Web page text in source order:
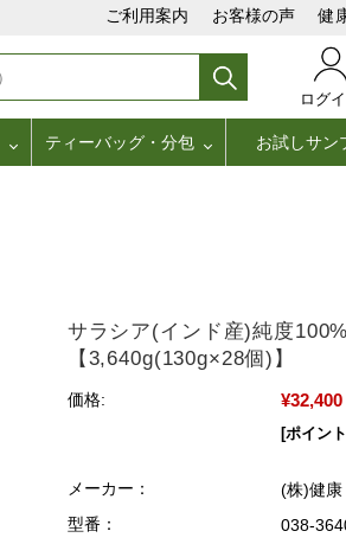
ご利用案内 お客様の声 健
ログ
ティーバッグ・分包 お試しサン
サラシア(インド産)純度
【3,640g(130g×28個)】
価格: ¥32,400
[ポイン
メーカー：
(株)健康
型番：
038-